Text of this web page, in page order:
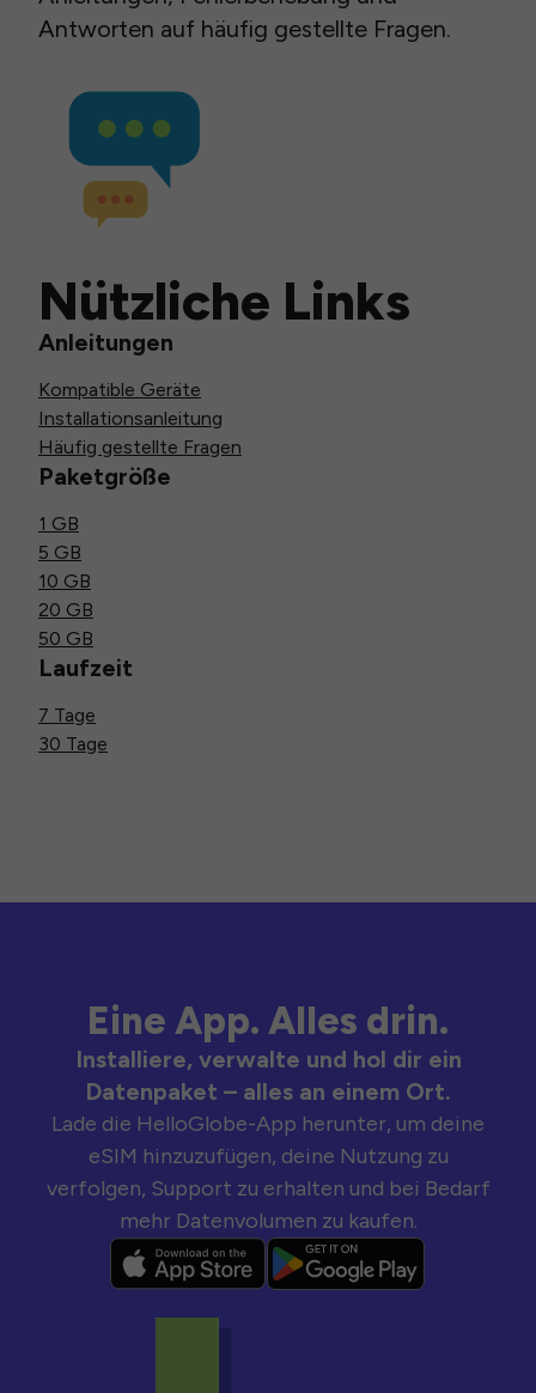
Antworten auf häufig gestellte Fragen.
Nützliche Links
Anleitungen
Kompatible Geräte
Installationsanleitung
Häufig gestellte Fragen
Paketgröße
1 GB
5 GB
10 GB
20 GB
50 GB
Laufzeit
7 Tage
30 Tage
Eine App. Alles drin.
Installiere, verwalte und hol dir ein
Datenpaket – alles an einem Ort.
Lade die HelloGlobe-App herunter, um deine
eSIM hinzuzufügen, deine Nutzung zu
verfolgen, Support zu erhalten und bei Bedarf
mehr Datenvolumen zu kaufen.